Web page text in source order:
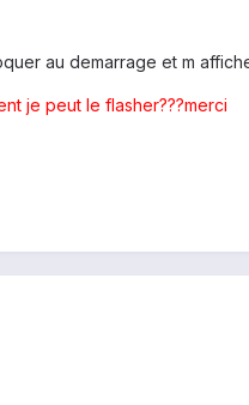
au demarrage et m
je peut le flasher???merci